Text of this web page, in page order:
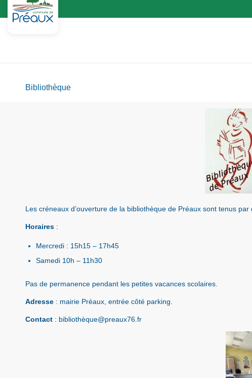
Bibliothèque
Les créneaux d’ouverture de la bibliothèque de Préaux sont tenus
Horaires :
Mercredi : 15h15 – 17h45
Samedi 10h – 11h30
Pas de permanence pendant les petites vacances scolaires.
Adresse : mairie Préaux, entrée côté parking.
Contact : bibliothèque@preaux76.fr